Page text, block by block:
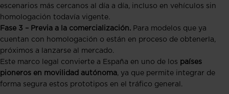
escenarios más cercanos al día a día, incluso en vehículos sin
homologación todavía vigente.
Fase 3 – Previa a la comercialización. Para modelos que ya
cuentan con homologación o están en proceso de obtenerla,
próximos a lanzarse al mercado.
Este marco legal convierte a España en uno de los países
pioneros en movilidad autónoma, ya que permite integrar de
forma segura estos prototipos en el tráfico general.